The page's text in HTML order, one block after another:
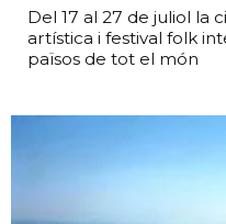
Del 17 al 27 de juliol la
artística i festival folk
països de tot el món